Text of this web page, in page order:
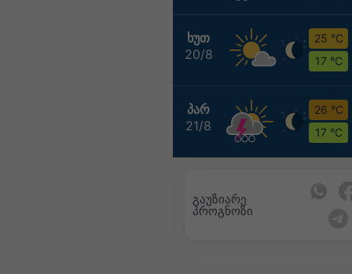
ᲮᲣᲗ
20/8
25 °C
17 °C
ᲞᲐᲠ
21/8
26 °C
17 °C
გაუზიარე
პროგნოზი